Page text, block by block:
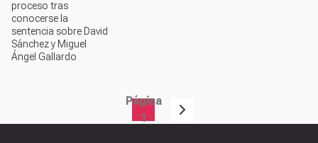
proceso tras
conocerse la
sentencia sobre David
Sánchez y Miguel
Ángel Gallardo
Página
1